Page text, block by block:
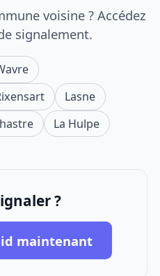
voisine ? Accédez
signalement.
Lasne
La Hulpe
?
maintenant